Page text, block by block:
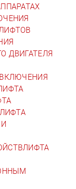
ДВИГАТЕЛЯ